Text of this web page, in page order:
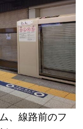
、線路前のフ